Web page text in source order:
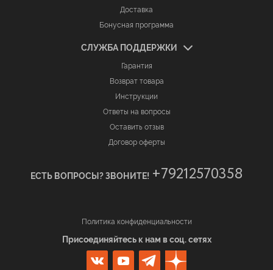
Доставка
Бонусная программа
СЛУЖБА ПОДДЕРЖКИ
Гарантия
Возврат товара
Инструкции
Ответы на вопросы
Оставить отзыв
Договор оферты
ЕСТЬ ВОПРОСЫ? ЗВОНИТЕ! +79212570358
Политика конфиденциальности
Присоединяйтесь к нам в соц. сетях